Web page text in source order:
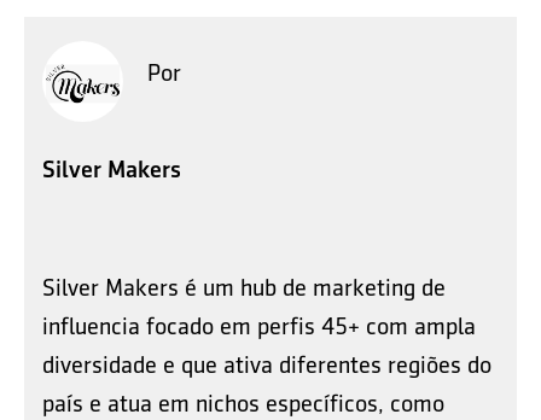
Por
Silver Makers
Silver Makers é um hub de marketing de
influencia focado em perfis 45+ com ampla
diversidade e que ativa diferentes regiões do
país e atua em nichos específicos, como